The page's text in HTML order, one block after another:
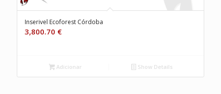
Inserivel Ecoforest Córdoba
3,800.70 €
Adicionar Show Details